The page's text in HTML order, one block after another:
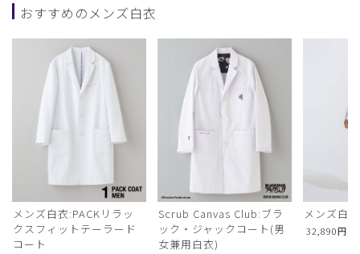
おすすめのメンズ白衣
メンズ白衣:PACKリラッ
クスフィットテーラード
コート
Scrub Canvas Club:ブラ
ック・ジャックコート(男
女兼用白衣)
メンズ白
32,890円